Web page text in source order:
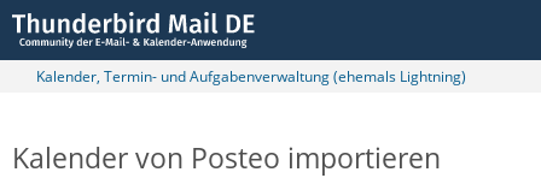
Kalender, Termin- und Aufgabenverwaltung (ehemals Lightning)
Kalender von Posteo importieren